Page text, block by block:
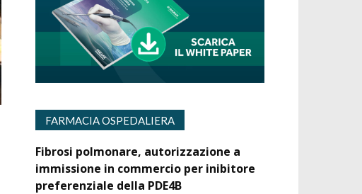
FARMACIA OSPEDALIERA
Fibrosi polmonare, autorizzazione a
immissione in commercio per inibitore
preferenziale della PDE4B